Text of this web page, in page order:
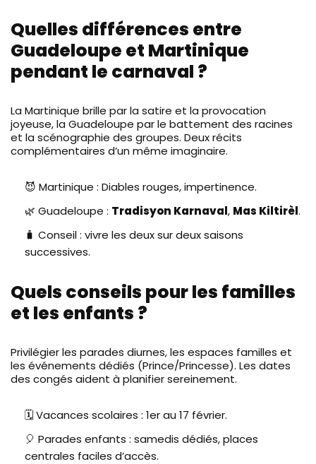
Quelles différences entre
Guadeloupe et Martinique
pendant le carnaval ?
La Martinique brille par la satire et la provocation
joyeuse, la Guadeloupe par le battement des racines
et la scénographie des groupes. Deux récits
complémentaires d’un même imaginaire.
😈 Martinique : Diables rouges, impertinence.
🌿 Guadeloupe : Tradisyon Karnaval, Mas Kiltirèl.
🧳 Conseil : vivre les deux sur deux saisons
successives.
Quels conseils pour les familles
et les enfants ?
Privilégier les parades diurnes, les espaces familles et
les événements dédiés (Prince/Princesse). Les dates
des congés aident à planifier sereinement.
🗓️ Vacances scolaires : 1er au 17 février.
🎈 Parades enfants : samedis dédiés, places
centrales faciles d’accès.